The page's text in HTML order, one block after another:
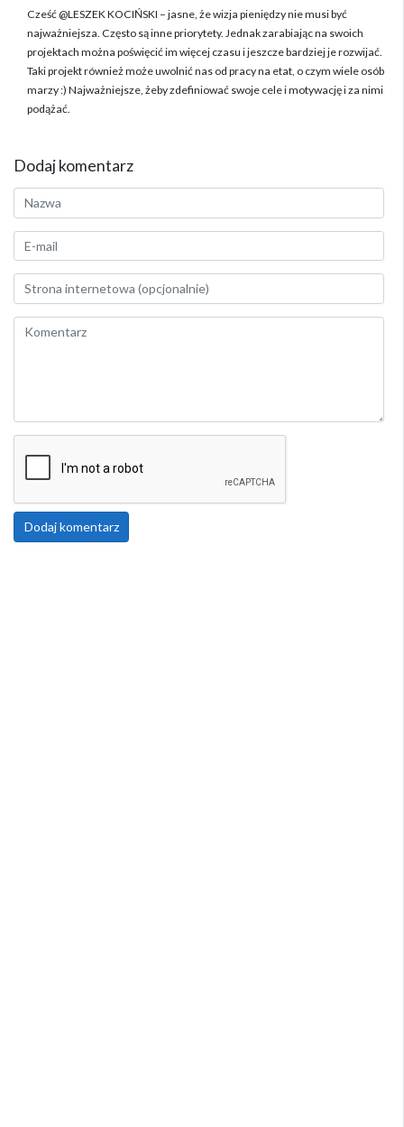
Cześć @LESZEK KOCIŃSKI – jasne, że wizja pieniędzy nie musi być
najważniejsza. Często są inne priorytety. Jednak zarabiając na swoich
projektach można poświęcić im więcej czasu i jeszcze bardziej je rozwijać.
Taki projekt również może uwolnić nas od pracy na etat, o czym wiele osób
marzy :) Najważniejsze, żeby zdefiniować swoje cele i motywację i za nimi
podążać.
Dodaj komentarz
Dodaj komentarz